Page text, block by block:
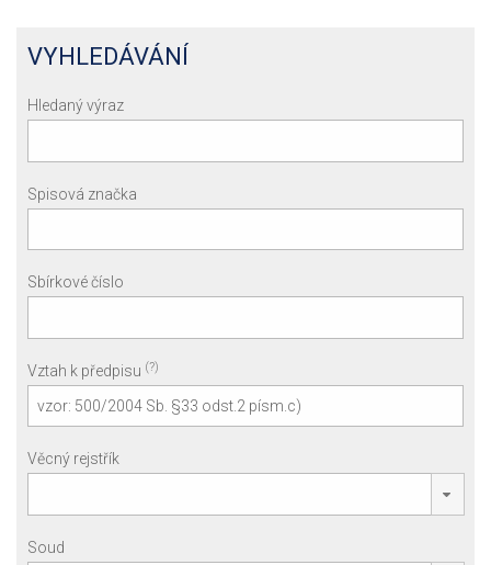
VYHLEDÁVÁNÍ
Hledaný výraz
Spisová značka
Sbírkové číslo
Vztah k předpisu (?)
Věcný rejstřík
Soud